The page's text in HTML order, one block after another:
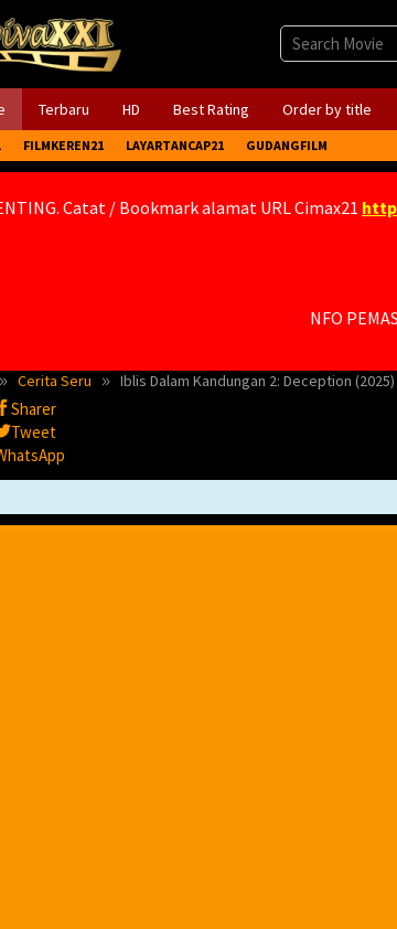
Terbaru HD Best Rating Order by title
FILMKEREN21 LAYARTANCAP21 GUDANGFILM
Catat / Bookmark alamat URL Cimax21
NFO
Cerita Seru Iblis Dalam Kandungan 2: Deception (2025)
Sharer
Tweet